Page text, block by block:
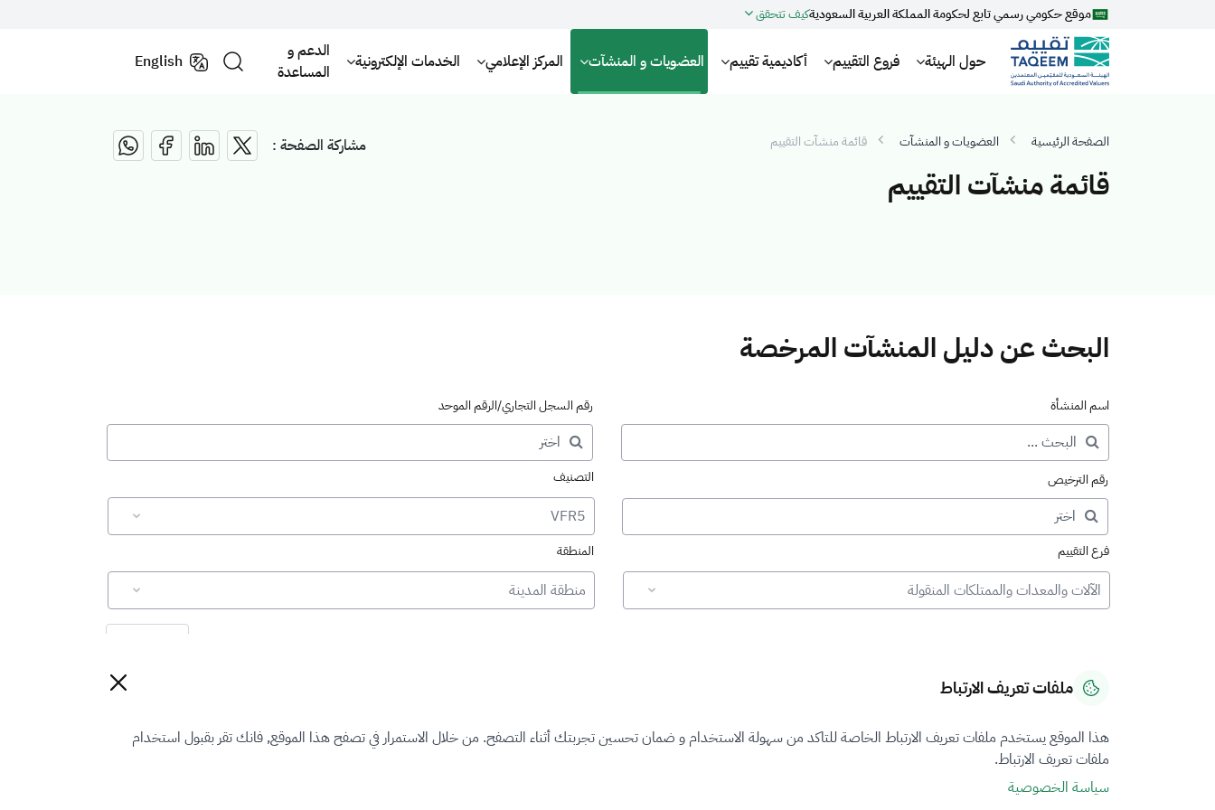
موقع حكومي رسمي تابع لحكومة المملكة العربية السعوديةكيف تتحقق
حول الهيئة فروع التقييم أكاديمية تقييم العضويات و المنشآت المركز الإعلامي الخدمات الإلكترونية
الدعم و
المساعدة
English
الصفحة الرئيسية العضويات و المنشآت قائمة منشآت التقييم مشاركة الصفحة :
قائمة منشآت التقييم
البحث عن دليل المنشآت المرخصة
اسم المنشأة رقم السجل التجاري/الرقم الموحد
رقم الترخيص التصنيف
VFR5
فرع التقييم
الآلات والمعدات والممتلكات المنقولة
المنطقة
منطقة المدينة
ملفات تعريف الارتباط
هذا الموقع يستخدم ملفات تعريف الارتباط الخاصة للتاكد من سهولة الاستخدام و ضمان تحسين تجربتك أثناء التصفح. من خلال الاستمرار في تصفح هذا الموقع, فانك تقر بقبول استخدام
ملفات تعريف الارتباط.
سياسة الخصوصية